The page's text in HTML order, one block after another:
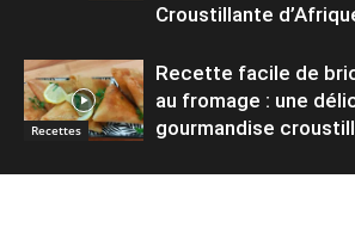
Croustillante
Recettes
Recette facile de
au fromage : une
gourmandise